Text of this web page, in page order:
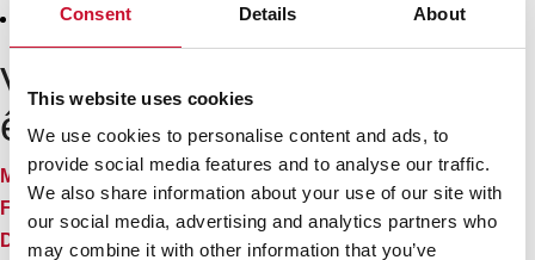
Consent Details About
This website uses cookies
We use cookies to personalise content and ads, to
provide social media features and to analyse our traffic.
We also share information about your use of our site with
our social media, advertising and analytics partners who
may combine it with other information that you’ve
Nombre d'étagères:
Vous pouvez également
être intéressé par
Manuels
Fiche produit
Dessin technique